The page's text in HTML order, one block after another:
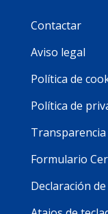
Contactar
Aviso legal
Política de
Política de
Transparencia
Formulario
Declaración